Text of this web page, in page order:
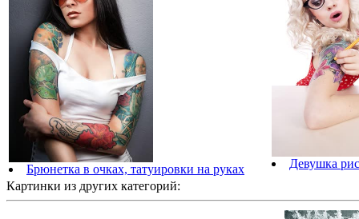
Брюнетка в очках, татуировки на руках
Девушка
Картинки из других категорий: